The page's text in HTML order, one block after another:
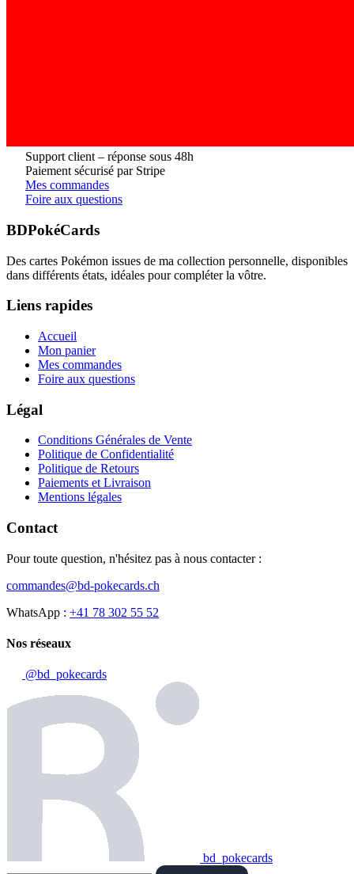
Support client – réponse sous 48h
Paiement sécurisé par Stripe
Mes commandes
Foire aux questions
BDPokéCards
Des cartes Pokémon issues de ma collection personnelle, disponibles
dans différents états, idéales pour compléter la vôtre.
Liens rapides
Accueil
Mon panier
Mes commandes
Foire aux questions
Légal
Conditions Générales de Vente
Politique de Confidentialité
Politique de Retours
Paiements et Livraison
Mentions légales
Contact
Pour toute question, n'hésitez pas à nous contacter :
commandes@bd-pokecards.ch
WhatsApp : +41 78 302 55 52
Nos réseaux
@bd_pokecards
bd_pokecards